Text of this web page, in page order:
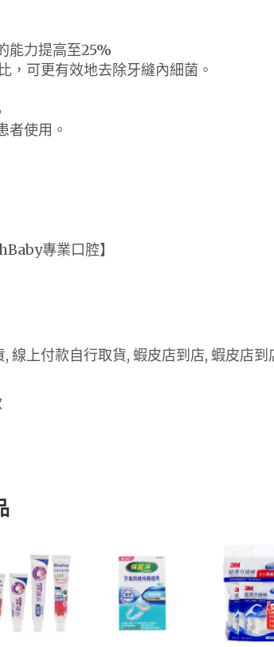
能力提高至25%
，可更有效地去除牙縫內細菌。
使用。
專業口腔】
線上付款自行取貨, 蝦皮店到店, 蝦皮店